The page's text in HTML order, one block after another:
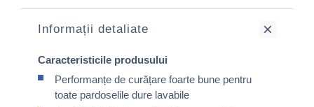
Informații detaliate
Caracteristicile produsului
Performanțe de curățare foarte bune pentru
toate pardoselile dure lavabile